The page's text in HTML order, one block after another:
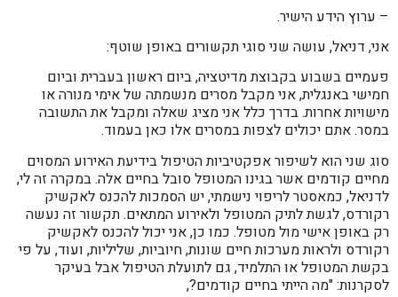
– ערוץ הידע הישיר.
אני, דניאל, עושה שני סוגי תקשורים באופן שוטף:
פעמיים בשבוע בקבוצת מדיטציה, ביום ראשון בעברית וביום
חמישי באנגלית, אני מקבל מסרים מנשמתה של אימי מנורה או
מישויות אחרות. בדרך כלל אני מציג שאלה ומקבל את התשובה
במסר. אתם יכולים לצפות במסרים אלו כאן בעמוד.
סוג שני הוא לשיפור אפקטיביות הטיפול בידיעת האירוע המסוים
מחיים קודמים אשר בגינו המטופל סובל בחיים אלה. במקרה זה לי,
לדניאל, כמאסטר לריפוי נישמתי, יש הסמכות להכנס לאקשיק
רקורדס, לגשת לתיק המטופל ולאירוע המתאים. תקשור זה נעשה
רק באופן אישי מול מטופל. כמו כן, אני יכול להכנס לאקשיק
רקורדס ולראות מערכות חיים שונות, חיוביות, שליליות, ועוד, על פי
בקשת המטופל או התלמיד, גם לתועלת הטיפול אבל בעיקר
לסקרנות: "מה הייתי בחיים קודמים?,